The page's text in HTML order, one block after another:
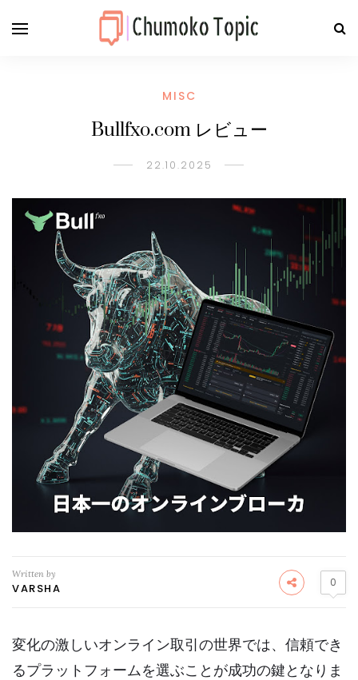
MISC
Bullfxo.com レビュー
22.10.2025
Written by
VARSHA 0
変化の激しいオンライン取引の世界では、信頼でき
るプラットフォームを選ぶことが成功の鍵となりま